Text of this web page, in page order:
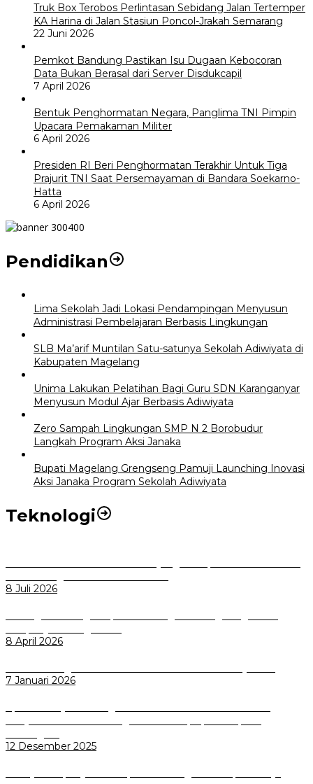
Truk Box Terobos Perlintasan Sebidang Jalan Tertemper
KA Harina di Jalan Stasiun Poncol-Jrakah Semarang
22 Juni 2026
Pemkot Bandung Pastikan Isu Dugaan Kebocoran
Data Bukan Berasal dari Server Disdukcapil
7 April 2026
Bentuk Penghormatan Negara, Panglima TNI Pimpin
Upacara Pemakaman Militer
6 April 2026
Presiden RI Beri Penghormatan Terakhir Untuk Tiga
Prajurit TNI Saat Persemayaman di Bandara Soekarno-
Hatta
6 April 2026
Pendidikan
Lima Sekolah Jadi Lokasi Pendampingan Menyusun
Administrasi Pembelajaran Berbasis Lingkungan
SLB Ma’arif Muntilan Satu-satunya Sekolah Adiwiyata di
Kabupaten Magelang
Unima Lakukan Pelatihan Bagi Guru SDN Karanganyar
Menyusun Modul Ajar Berbasis Adiwiyata
Zero Sampah Lingkungan SMP N 2 Borobudur
Langkah Program Aksi Janaka
Bupati Magelang Grengseng Pamuji Launching Inovasi
Aksi Janaka Program Sekolah Adiwiyata
Teknologi
8 Juli 2026
8 April 2026
7 Januari 2026
12 Desember 2025